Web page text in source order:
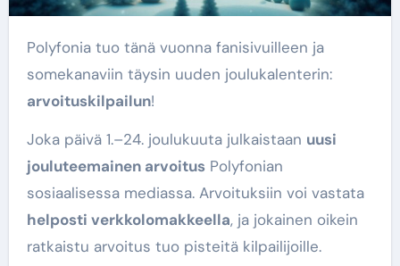
Polyfonia tuo tänä vuonna fanisivuilleen ja
somekanaviin täysin uuden joulukalenterin:
arvoituskilpailun!
Joka päivä 1.–24. joulukuuta julkaistaan uusi
jouluteemainen arvoitusPolyfonian
sosiaalisessa mediassa. Arvoituksiin voi vastata
helposti verkkolomakkeella, ja jokainen oikein
ratkaistu arvoitus tuo pisteitä kilpailijoille.